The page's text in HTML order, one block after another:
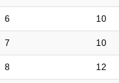
6 10
7 10
8 12